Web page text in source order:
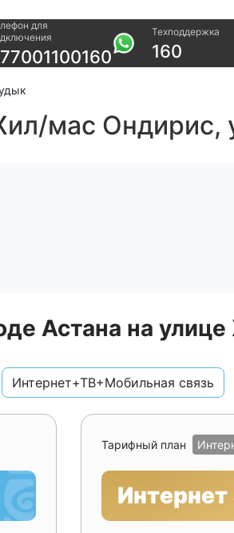
для
Техподдержка
160
офис
Прочее
Проверить
возможность
подключения
мас Ондирис,
Астана на
Интернет+ТВ+Мобильная связь
Тарифный план